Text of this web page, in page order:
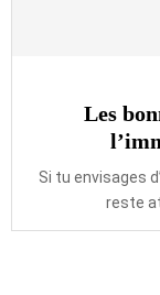
Les
Si tu envisages
reste